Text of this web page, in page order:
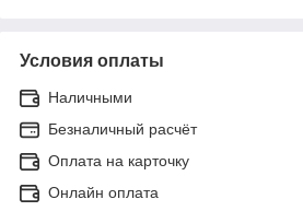
Условия оплаты
Наличными
Безналичный расчёт
Оплата на карточку
Онлайн оплата